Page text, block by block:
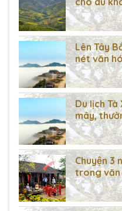
Lên Tây
nét văn
Du lịch Tà
mây,
Chuyện 3
trong văn